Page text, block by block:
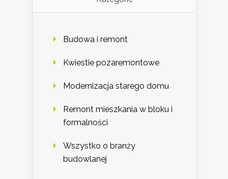
Budowa i remont
Kwiestie pozaremontowe
Modernizacja starego domu
Remont mieszkania w bloku i
formalności
Wszystko o branży
budowlanej